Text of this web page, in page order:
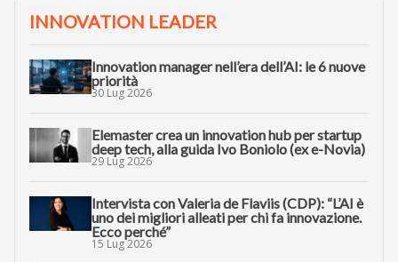
INNOVATION LEADER
Innovation manager nell’era dell’AI: le 6 nuove
priorità
30 Lug 2026
Elemaster crea un innovation hub per startup
deep tech, alla guida Ivo Boniolo (ex e-Novia)
29 Lug 2026
Intervista con Valeria de Flaviis (CDP): “L’AI è
uno dei migliori alleati per chi fa innovazione.
Ecco perché”
15 Lug 2026